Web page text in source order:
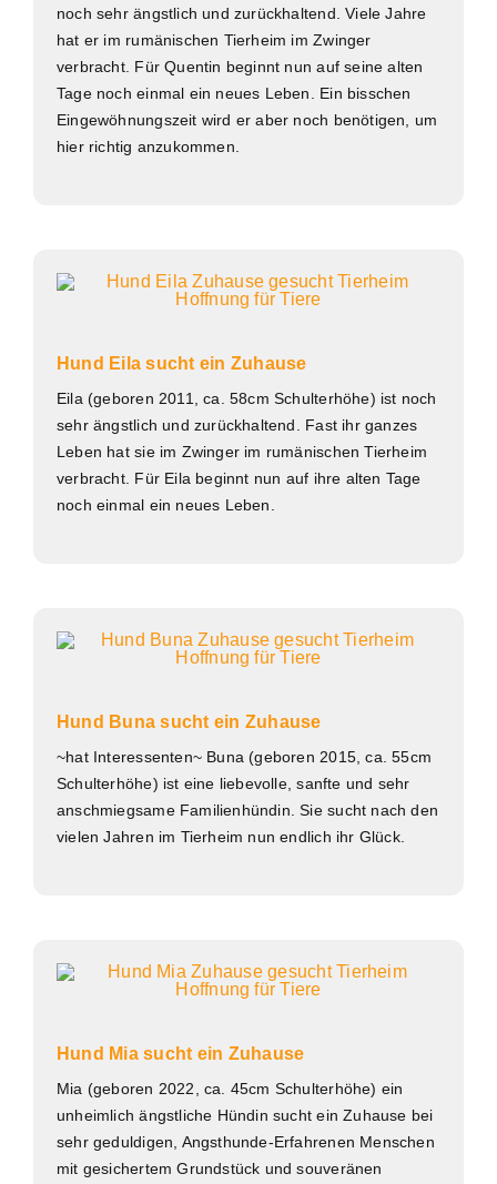
noch sehr ängstlich und zurückhaltend. Viele Jahre
hat er im rumänischen Tierheim im Zwinger
verbracht. Für Quentin beginnt nun auf seine alten
Tage noch einmal ein neues Leben. Ein bisschen
Eingewöhnungszeit wird er aber noch benötigen, um
hier richtig anzukommen.
Hund Eila sucht ein Zuhause
Eila (geboren 2011, ca. 58cm Schulterhöhe) ist noch
sehr ängstlich und zurückhaltend. Fast ihr ganzes
Leben hat sie im Zwinger im rumänischen Tierheim
verbracht. Für Eila beginnt nun auf ihre alten Tage
noch einmal ein neues Leben.
Hund Buna sucht ein Zuhause
~hat Interessenten~ Buna (geboren 2015, ca. 55cm
Schulterhöhe) ist eine liebevolle, sanfte und sehr
anschmiegsame Familienhündin. Sie sucht nach den
vielen Jahren im Tierheim nun endlich ihr Glück.
Hund Mia sucht ein Zuhause
Mia (geboren 2022, ca. 45cm Schulterhöhe) ein
unheimlich ängstliche Hündin sucht ein Zuhause bei
sehr geduldigen, Angsthunde-Erfahrenen Menschen
mit gesichertem Grundstück und souveränen